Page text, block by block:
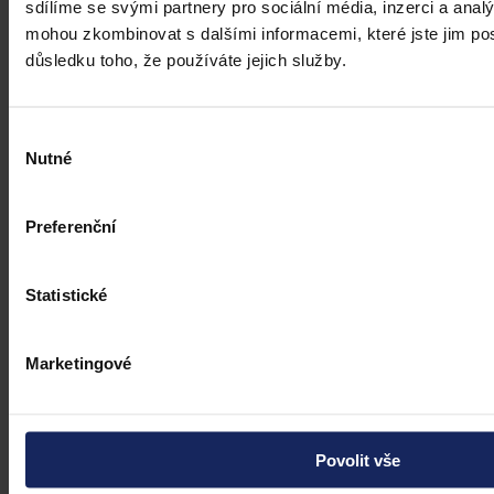
sdílíme se svými partnery pro sociální média, inzerci a
mohou zkombinovat s dalšími informacemi, které jste jim
důsledku toho, že používáte jejich služby.
souhlasu
Nutné
Preferenční
Statistické
Marketingové
Povolit vše
přesto hrozí pokuty i doplacení mezd
pravidla pro transparentní odměňování, jejichž cílem je narovnat
informační asymetrii na pracovním trhu a dlouhodobě tak přispět i